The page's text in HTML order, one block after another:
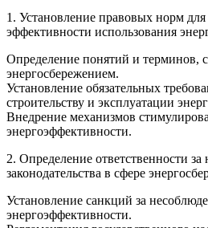
1. Установление правовых норм
эффективности использования
Определение понятий и терминов,
энергосбережением.
Установление обязательных
строительству и эксплуатации
Внедрение механизмов
энергоэффективности.
2. Определение ответственности
законодательства в сфере
Установление санкций за
энергоэффективности.